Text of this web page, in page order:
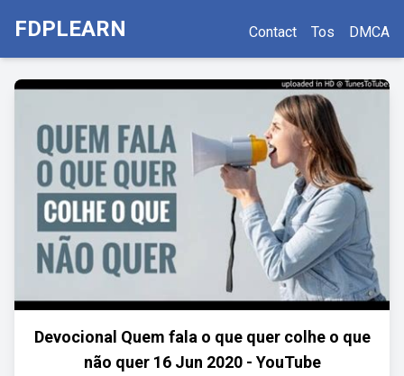
FDPLEARN Contact Tos DMCA
Devocional Quem fala o que quer colhe o que
não quer 16 Jun 2020 - YouTube